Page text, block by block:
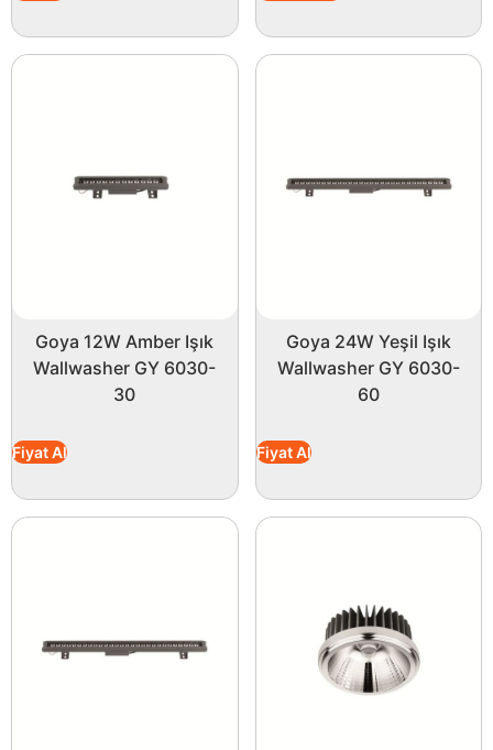
Goya 12W Amber Işık
Wallwasher GY 6030-
30
Fiyat Al
Goya 24W Yeşil Işık
Wallwasher GY 6030-
60
Fiyat Al